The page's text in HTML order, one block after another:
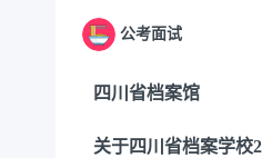
公考面试
四川省档案馆
关于四川省档案学校